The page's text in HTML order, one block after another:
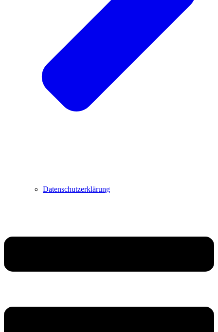
Datenschutzerklärung